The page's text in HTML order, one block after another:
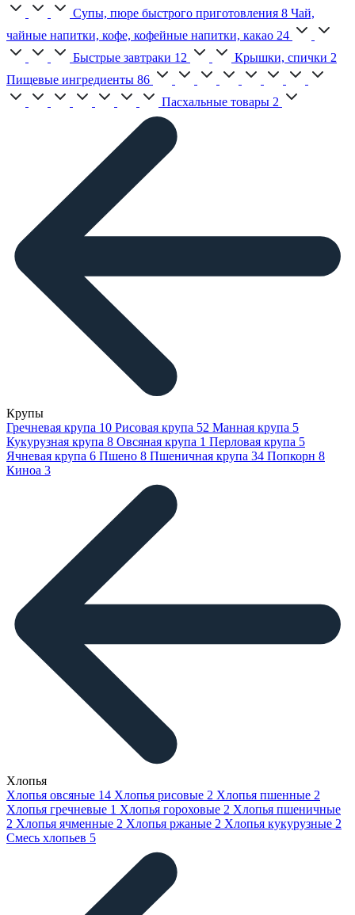
Супы, пюре быстрого приготовления 8 Чай,
чайные напитки, кофе, кофейные напитки, какао 24
Быстрые завтраки 12 Крышки, спички 2
Пищевые ингредиенты 86
Пасхальные товары 2
Крупы
Гречневая крупа 10 Рисовая крупа 52 Манная крупа 5
Кукурузная крупа 8 Овсяная крупа 1 Перловая крупа 5
Ячневая крупа 6 Пшено 8 Пшеничная крупа 34 Попкорн 8
Киноа 3
Хлопья
Хлопья овсяные 14 Хлопья рисовые 2 Хлопья пшенные 2
Хлопья гречневые 1 Хлопья гороховые 2 Хлопья пшеничные
2 Хлопья ячменные 2 Хлопья ржаные 2 Хлопья кукурузные 2
Смесь хлопьев 5